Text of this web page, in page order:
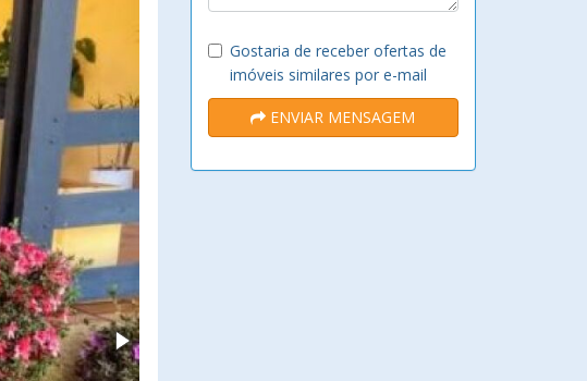
Gostaria de receber ofertas de
imóveis similares por e-mail
ENVIAR MENSAGEM